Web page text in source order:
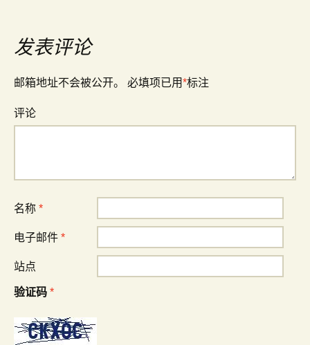
发表评论
邮箱地址不会被公开。 必填项已用*标注
评论
名称 *
电子邮件 *
站点
验证码 *